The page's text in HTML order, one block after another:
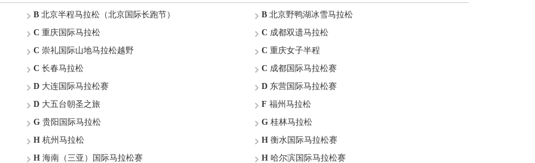
B北京半程马拉松（北京国际长跑节） B北京野鸭湖冰雪马拉松
C 重庆国际马拉松 C 成都双遗马拉松
C 崇礼国际山地马拉松越野 C 重庆女子半程
C 长春马拉松 C 成都国际马拉松赛
D大连国际马拉松赛 D东营国际马拉松赛
D大五台朝圣之旅 F 福州马拉松
G贵阳国际马拉松 G桂林马拉松
H杭州马拉松 H衡水国际马拉松赛
H海南（三亚）国际马拉松赛 H哈尔滨国际马拉松赛